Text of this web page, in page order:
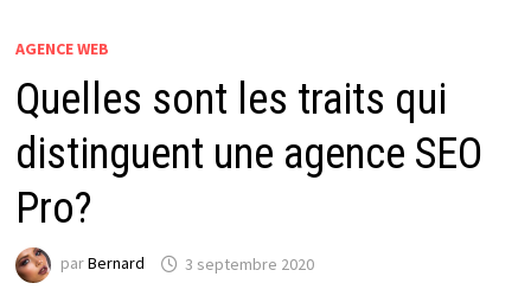
AGENCE WEB
Quelles sont les traits qui
distinguent une agence SEO
Pro?
parBernard 3 septembre 2020